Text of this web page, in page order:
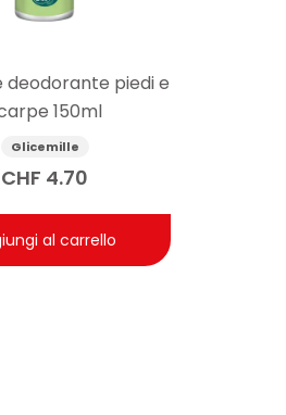
prima su una piccola
deodorante piedi e
150ml
Glicemille
CHF 4.70
al carrello